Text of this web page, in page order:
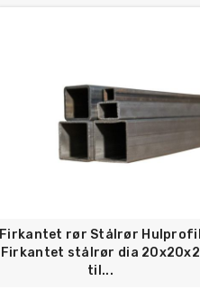
Firkantet rør Stålrør Hulprofil
Firkantet stålrør dia 20x20x2
til...